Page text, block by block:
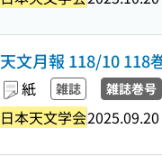
天文月報 118/10 118
紙 雑誌 雑誌巻号
日本天文学会2025.09.20